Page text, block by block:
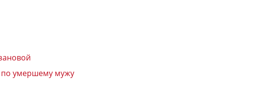
по умершему мужу